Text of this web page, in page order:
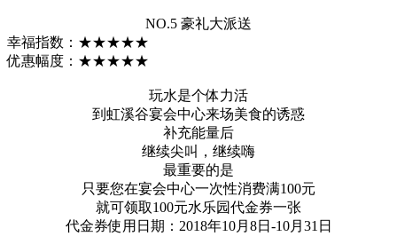
NO.5 豪礼大派送
幸福指数：★★★★★
优惠幅度：★★★★★
玩水是个体力活
到虹溪谷宴会中心来场美食的诱惑
补充能量后
继续尖叫，继续嗨
最重要的是
只要您在宴会中心一次性消费满100元
就可领取100元水乐园代金券一张
代金券使用日期：2018年10月8日-10月31日